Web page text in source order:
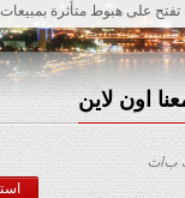
تفتح على هبوط متأثرة
اون لاين